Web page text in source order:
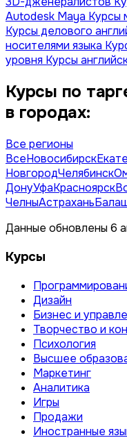
Autodesk Maya Курсы
Курсы делового
носителями языка
уровня Курсы
Курсы по таргетированной рекламе
в городах:
Все регионы
ВсеНовосибирск
НовгородЧелябинск
ДонуУфаКрасноярск
ЧелныАстрахань
Данные обновлены 6
Курсы
Дизайн
Бизнес и
Творчество и
Психология
Высшее
Маркетинг
Аналитика
Игры
Продажи
Иностранные